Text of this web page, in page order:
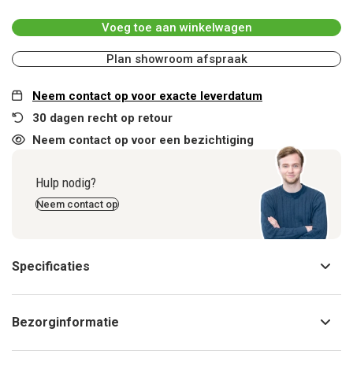
Voeg toe aan winkelwagen
Plan showroom afspraak
Neem contact op voor exacte leverdatum
30 dagen recht op retour
Neem contact op voor een bezichtiging
Hulp nodig?
Neem contact op
Specificaties
Bezorginformatie